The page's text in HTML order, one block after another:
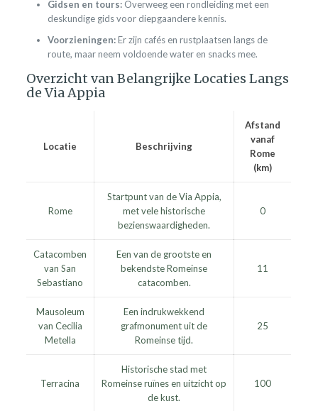
Gidsen en tours: Overweeg een rondleiding met een
deskundige gids voor diepgaandere kennis.
Voorzieningen:Er zijn cafés en rustplaatsen langs de
route, maar neem voldoende water en snacks mee.
Overzicht van Belangrijke Locaties Langs
de Via Appia
Locatie Beschrijving
Afstand
vanaf
Rome
(km)
Rome
Startpunt van de Via Appia,
met vele historische
bezienswaardigheden.
0
Catacomben
van San
Sebastiano
Een van de grootste en
bekendste Romeinse
catacomben.
11
Mausoleum
van Cecilia
Metella
Een indrukwekkend
grafmonument uit de
Romeinse tijd.
25
Terracina
Historische stad met
Romeinse ruïnes en uitzicht op
de kust.
100